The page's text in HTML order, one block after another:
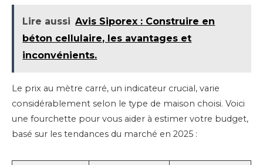
Lire aussi Avis Siporex : Construire en
béton cellulaire, les avantages et
inconvénients.
Le prix au mètre carré, un indicateur crucial, varie
considérablement selon le type de maison choisi. Voici
une fourchette pour vous aider à estimer votre budget,
basé sur les tendances du marché en 2025 :